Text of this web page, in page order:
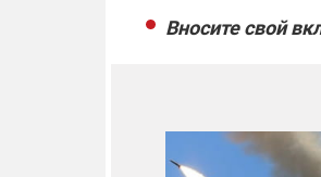
Вносите свой